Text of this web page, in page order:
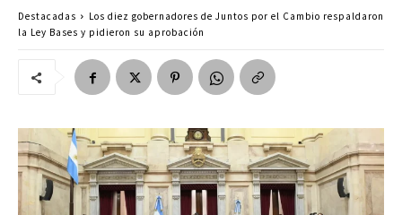
Destacadas
Los diez gobernadores de Juntos por el Cambio respaldaron
la Ley Bases y pidieron su aprobación